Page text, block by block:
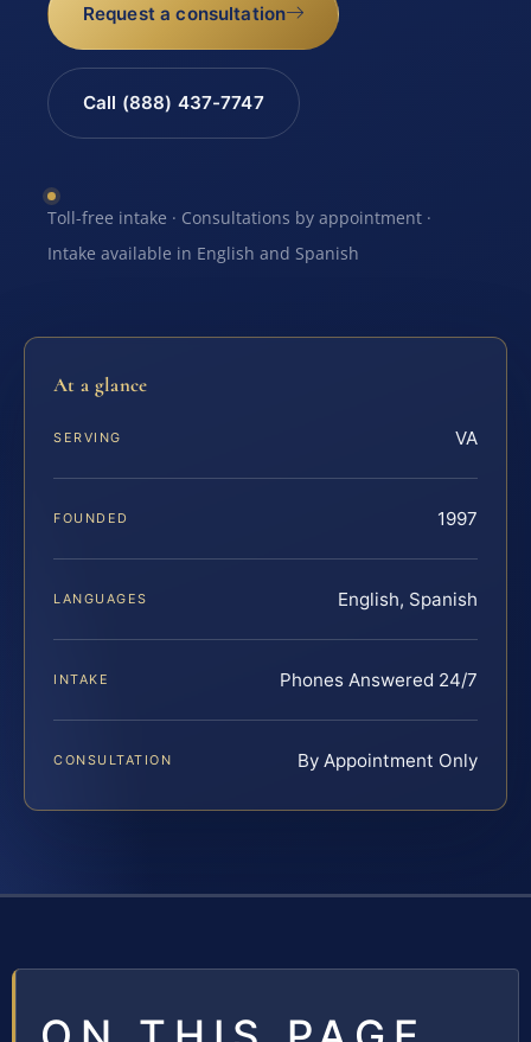
Request a consultation
Call (888) 437-7747
Toll-free intake · Consultations by appointment ·
Intake available in English and Spanish
At a glance
SERVING VA
FOUNDED 1997
LANGUAGES English, Spanish
INTAKE Phones Answered 24/7
CONSULTATION By Appointment Only